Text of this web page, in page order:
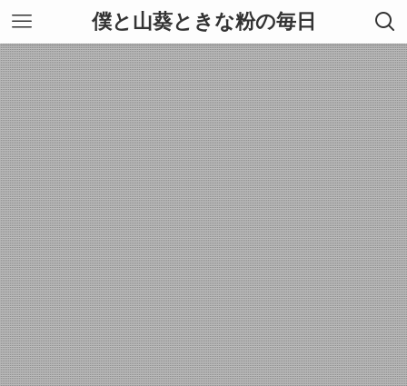
僕と山葵ときな粉の毎日